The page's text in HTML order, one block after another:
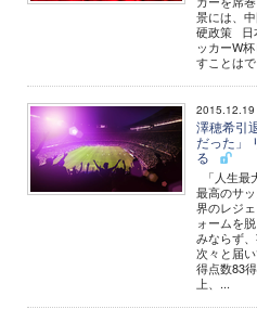
景には、
硬政策 日
ッカーW
すことは
2015.12.19
澤穂希引
だった」
る
「人生最
最高のサ
界のレジ
ォームを
みならず
次々と届
得点数83
上、...